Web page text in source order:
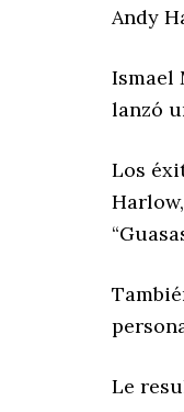
Andy
Ismael
lanzó
Los
Le